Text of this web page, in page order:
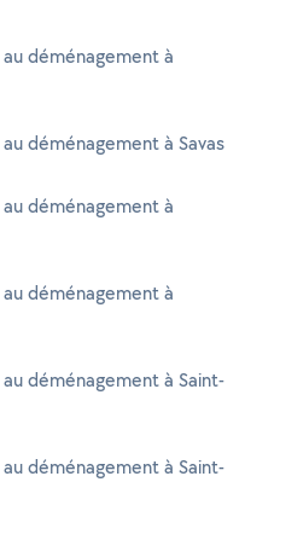
déménagement à
déménagement à Savas
déménagement à
déménagement à
déménagement à Saint-
déménagement à Saint-